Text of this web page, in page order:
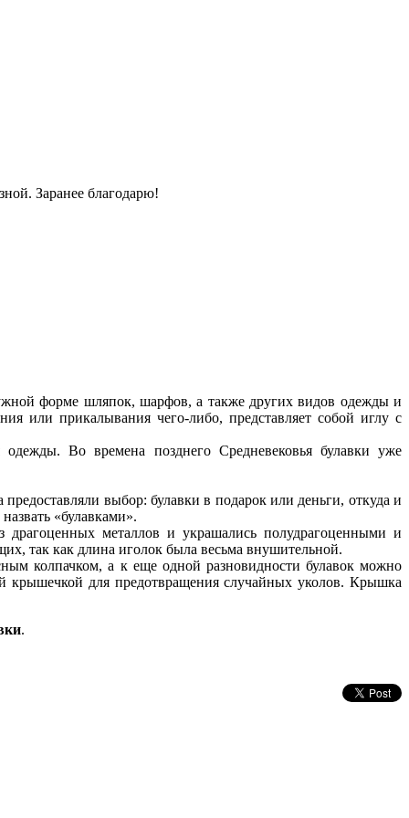
Заранее благодарю!
форме шляпок, шарфов, а также других видов одежды и
или прикалывания чего-либо, представляет собой иглу с
Во времена позднего Средневековья булавки уже
выбор: булавки в подарок или деньги, откуда и
«булавками».
драгоценных металлов и украшались полудрагоценными и
так как длина иголок была весьма внушительной.
колпачком, а к еще одной разновидности булавок можно
крышечкой для предотвращения случайных уколов. Крышка
.